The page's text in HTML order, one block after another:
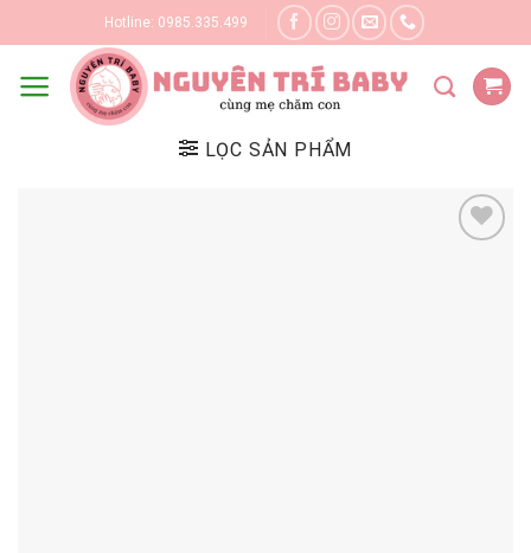
to
content
Hotline: 0985.335.499
LỌC SẢN PHẨM